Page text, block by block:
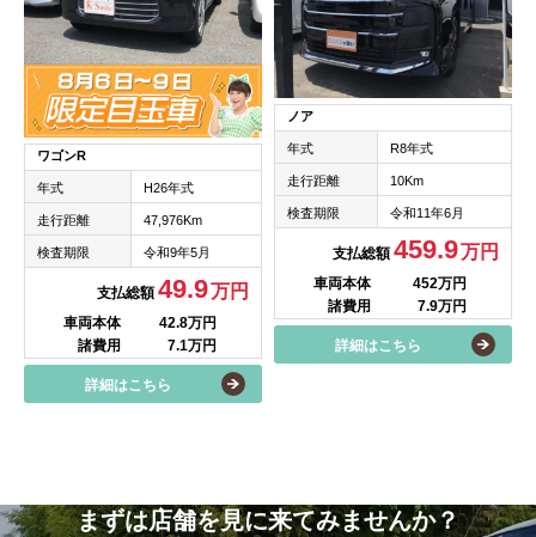
ワゴンR
年式 H26年式
走行距離 47,976Km
検査期限 令和9年5月
支払総額49.9万円
車両本体
42.8万円
諸費用
7.1万円
詳細はこちら
ノア
年式 R8年式
走行距離 10Km
検査期限 令和11年6月
支払総額459.9万円
車両本体
452万円
諸費用
7.9万円
詳細はこちら
まずは店舗を見に来てみませんか？